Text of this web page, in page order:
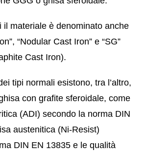
il materiale è denominato anche
“Nodular Cast Iron” e “SG”
Cast Iron).
tipi normali esistono, tra l’altro,
con grafite sferoidale, come
(ADI) secondo la norma DIN
austenitica (Ni-Resist)
DIN EN 13835 e le qualità